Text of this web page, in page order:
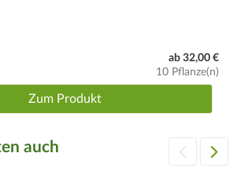
ab 32,00 €
10 Pflanze(n)
Zum Produkt
auch